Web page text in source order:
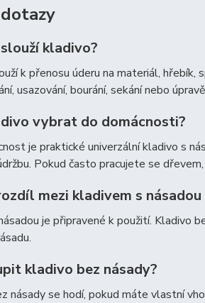
kladivo?
k přenosu úderu na materiál, hřebík,
usazování, bourání, sekání nebo
vybrat do domácnosti?
je praktické univerzální kladivo s
Pokud často pracujete se
mezi kladivem s násadou
je připravené k použití. Kladivo
kladivo bez násady?
násady se hodí, pokud máte vlastní